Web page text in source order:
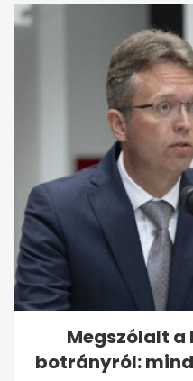
Megszólalt a
botrányról: